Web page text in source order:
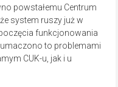
powstałemu Centrum
system ruszy już w
funkcjonowania
to problemami
CUK-u, jak i u